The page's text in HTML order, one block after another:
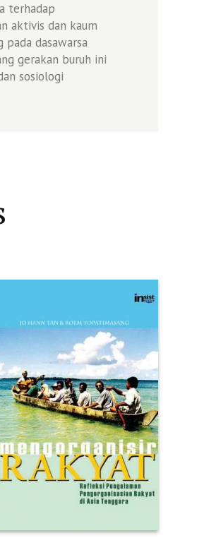
terhadap
aktivis dan kaum
dasawarsa
gerakan buruh ini
sosiologi